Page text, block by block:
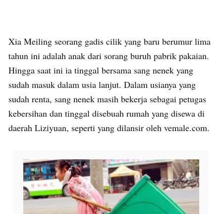
Xia Meiling seorang gadis cilik yang baru berumur lima
tahun ini adalah anak dari sorang buruh pabrik pakaian.
Hingga saat ini ia tinggal bersama sang nenek yang
sudah masuk dalam usia lanjut. Dalam usianya yang
sudah renta, sang nenek masih bekerja sebagai petugas
kebersihan dan tinggal disebuah rumah yang disewa di
daerah Liziyuan, seperti yang dilansir oleh vemale.com.